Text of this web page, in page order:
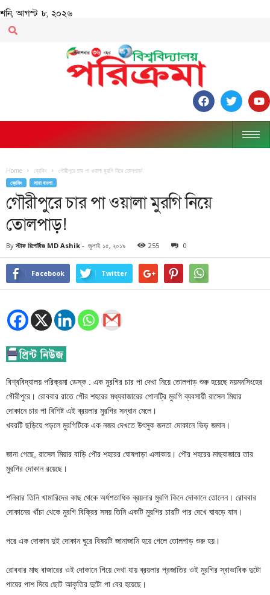
শনি, আগস্ট ৮, ২০২৬
Home ব্রেকিং গৌরীপুরে চার পা ওয়ালা মুরগি নিয়ে তোলপাড়!
ব্রেকিং সারা বাংলা
গৌরীপুরে চার পা ওয়ালা মুরগি নিয়ে
তোলপাড়!
By স্টাফ রিপোর্টারঃ MD Ashik - জুলাই ১৫, ২০১৯ 255 0
Facebook Twitter
বিশ্ববিদ্যালয় পরিক্রমা ডেস্ক : এক মুরগির চার পা দেখা নিয়ে তোলপাড় শুরু হয়েছে ময়মনসিংহের
গৌরীপুরে। রোববার রাতে পৌর শহরের মধ্যবাজারের পোলট্রি মুরগি ব্যবসায়ী রাসেল মিয়ার
দোকানে চার পা বিশিষ্ট এই ব্রয়লার মুরগির সন্ধান মেলে।
খবরটি ছড়িয়ে পড়লে মুরগিটিকে এক নজর দেখতে উৎসুক জনতা দোকানে ভিড় জমান।
জানা গেছে, রাসেল মিয়ার বাড়ি পৌর শহরের ঘোষপাড়া এলাকায়। পৌর শহরের মাছবাজারে তার
মুরগির দোকান রয়েছে।
শনিবার তিনি খামারিদের কাছ থেকে অর্ধশতাধিক ব্রয়লার মুরগি কিনে দোকানে তোলেন। রোববার
দোকানের খাঁচা থেকে মুরগি বিক্রির সময় তিনি একটি মুরগির চারটি পার দেখে ঘাবড়ে যান।
পরে এক দোকান দুই দোকান ঘুরে বিষয়টি জানাজানি হয়ে গেলে তোলপাড় শুরু হয়।
রোববার মাছ বাজারের ওই দোকানে গিয়ে দেখা যায় ব্রয়লার প্রজাতির ওই মুরগির স্বাভাবিক দুটো
পায়ের পাশ দিয়ে ছোট আকৃতির দুটো পা বের হয়েছে।